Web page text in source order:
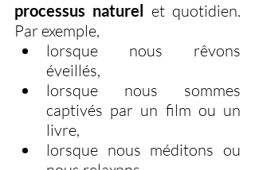
processus naturel et quotidien.
Par exemple,
lorsque nous rêvons
éveillés,
lorsque nous sommes
captivés par un film ou un
livre,
lorsque nous méditons ou